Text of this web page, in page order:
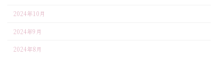
2024年10月
2024年9月
2024年8月